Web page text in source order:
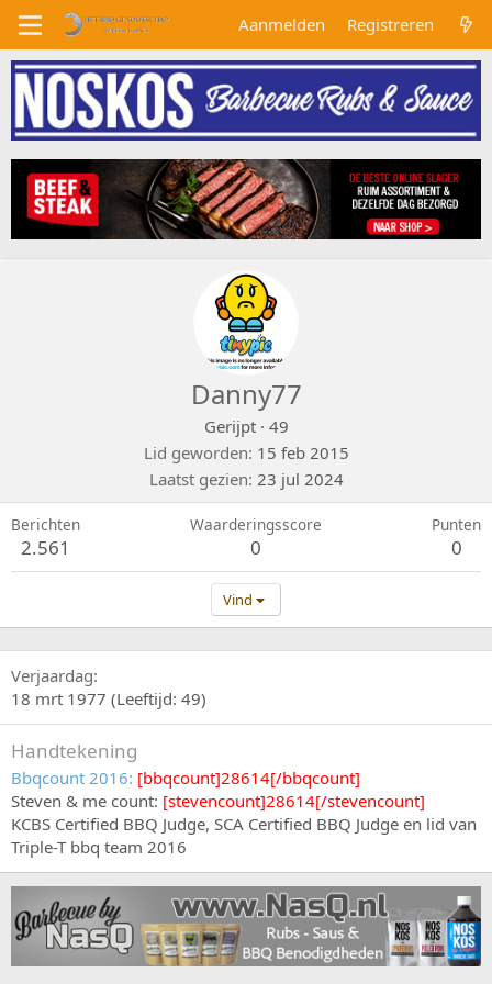
Aanmelden Registreren
Danny77
Gerijpt · 49
Lid geworden 15 feb 2015
Laatst gezien 23 jul 2024
Berichten
2.561
Waarderingsscore
0
Punten
0
Vind
Verjaardag
18 mrt 1977 (Leeftijd: 49)
Handtekening
Bbqcount 2016: [bbqcount]28614[/bbqcount]
Steven & me count: [stevencount]28614[/stevencount]
KCBS Certified BBQ Judge, SCA Certified BBQ Judge en lid van
Triple-T bbq team 2016